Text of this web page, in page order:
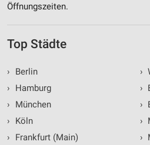
Öffnungszeiten.
Top Städte
›
Berlin
›
Hamburg
›
München
›
Köln
›
Frankfurt (Main)
›
›
›
›
›